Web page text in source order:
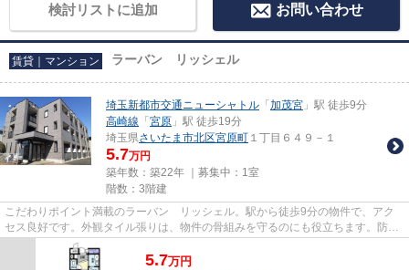
検討リストに追加 お問い合わせ
賃貸｜マンション ラーバン リッシェル
埼玉新都市交通ニューシャトル 「 加茂宮 」駅 徒歩9分
高崎線 「 宮原 」駅 徒歩19分
埼玉県さいたま市北区宮原町 １丁目６４９－１
5.7万円
築年数：築22年 ｜募集中： 1室
階数：3階建
こだわりポイント満載のラーバン リッシェル。駅から徒歩9分の物件で、アク
セス良好です。外観タイル張りは、物件の骨組みを守るのにも役立ちます。防犯
対策もバッチリなマンションタ...
5.7万円